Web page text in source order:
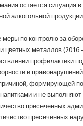
остается ситуация
алкогольной
по контролю за
цветных металлов (2016
профилактики
и
формирующей
и не
пресеченных
пресеченных